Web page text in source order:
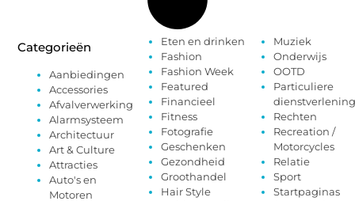
Categorieën
Aanbiedingen
Accessories
Afvalverwerking
Alarmsysteem
Architectuur
Art & Culture
Attracties
Auto's en
Motoren
Eten en drinken
Fashion
Fashion Week
Featured
Financieel
Fitness
Fotografie
Geschenken
Gezondheid
Groothandel
Hair Style
Muziek
Onderwijs
OOTD
Particuliere
dienstverlening
Rechten
Recreation /
Motorcycles
Relatie
Sport
Startpaginas